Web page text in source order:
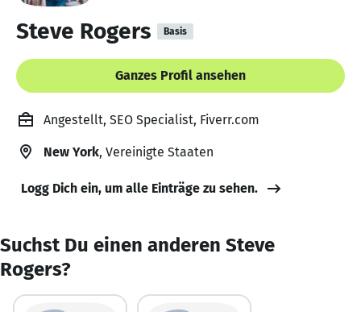
Steve Rogers Basis
Ganzes Profil ansehen
Angestellt, SEO Specialist, Fiverr.com
New York, Vereinigte Staaten
Logg Dich ein, um alle Einträge zu sehen.
Suchst Du einen anderen Steve
Rogers?